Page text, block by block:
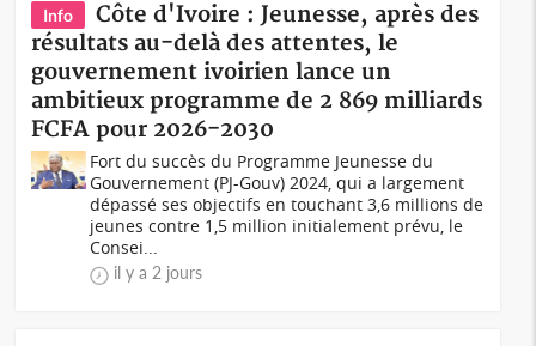
Info
Côte d'Ivoire : Jeunesse, après des
résultats au-delà des attentes, le
gouvernement ivoirien lance un
ambitieux programme de 2 869 milliards
FCFA pour 2026-2030
Fort du succès du Programme Jeunesse du
Gouvernement (PJ-Gouv) 2024, qui a largement
dépassé ses objectifs en touchant 3,6 millions de
jeunes contre 1,5 million initialement prévu, le
Consei...
il y a 2 jours